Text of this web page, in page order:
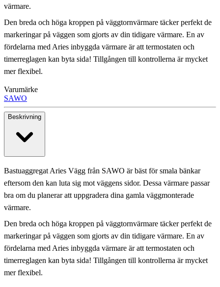
värmare.
Den breda och höga kroppen på väggtornvärmare täcker perfekt de
markeringar på väggen som gjorts av din tidigare värmare. En av
fördelarna med Aries inbyggda värmare är att termostaten och
timerreglagen kan byta sida! Tillgången till kontrollerna är mycket
mer flexibel.
Varumärke
SAWO
Beskrivning
Bastuaggregat Aries Vägg från SAWO är bäst för smala bänkar
eftersom den kan luta sig mot väggens sidor. Dessa värmare passar
bra om du planerar att uppgradera dina gamla väggmonterade
värmare.
Den breda och höga kroppen på väggtornvärmare täcker perfekt de
markeringar på väggen som gjorts av din tidigare värmare. En av
fördelarna med Aries inbyggda värmare är att termostaten och
timerreglagen kan byta sida! Tillgången till kontrollerna är mycket
mer flexibel.